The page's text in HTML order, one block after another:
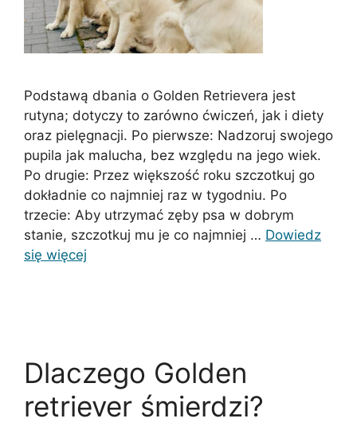
Podstawą dbania o Golden Retrievera jest
rutyna; dotyczy to zarówno ćwiczeń, jak i diety
oraz pielęgnacji. Po pierwsze: Nadzoruj swojego
pupila jak malucha, bez względu na jego wiek.
Po drugie: Przez większość roku szczotkuj go
dokładnie co najmniej raz w tygodniu. Po
trzecie: Aby utrzymać zęby psa w dobrym
stanie, szczotkuj mu je co najmniej … Dowiedz
się więcej
Dlaczego Golden
retriever śmierdzi?